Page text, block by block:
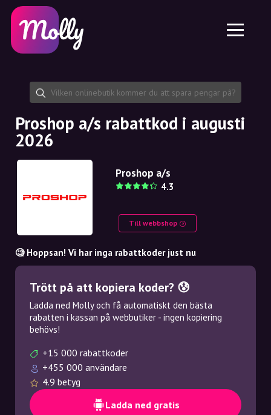
Hudvård
Hårvård
Dela rabattkod
Funktioner
Jobb
Om oss
Samarbete
Plattform
Molly till iPhone och iPad
Molly till Android
SE
EN
NO
NL
Proshop a/s rabattkod i augusti
2026
Proshop a/s
4.3
Till webbshop
🧐 Hoppsan! Vi har inga rabattkoder just nu
Trött på att kopiera koder? 😰
Ladda ned Molly och få automatiskt den bästa
rabatten i kassan på webbutiker - ingen kopiering
behövs!
+15 000 rabattkoder
+455 000 användare
4.9 betyg
Ladda ned gratis